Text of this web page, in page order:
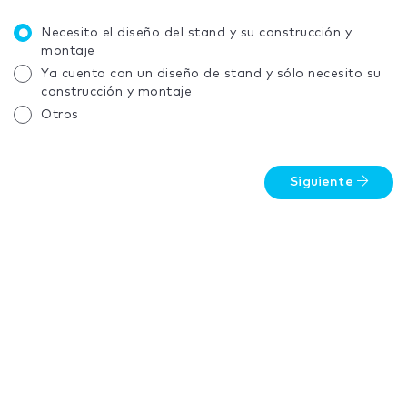
Necesito el diseño del stand y su construcción y
montaje
Ya cuento con un diseño de stand y sólo necesito su
construcción y montaje
Otros
Siguiente